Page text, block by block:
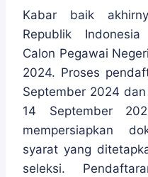
Kabar baik
Republik
Calon Pegawai
2024. Proses
September 2024
14 September
mempersiapkan
syarat yang
seleksi.